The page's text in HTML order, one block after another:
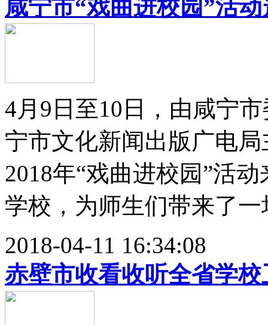
咸宁市“戏曲进校园”活
4月9日至10日，由咸宁
宁市文化新闻出版广电
2018年“戏曲进校园”活
学校，为师生们带来了一
2018-04-11 16:34:08
赤壁市收看收听全省学